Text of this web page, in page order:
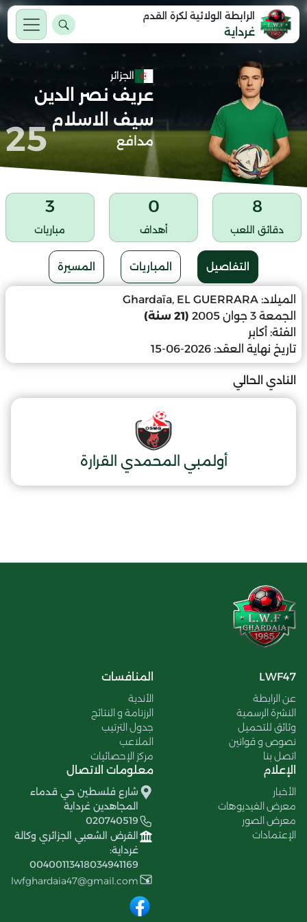
الرابطة الولائية لكرة القدم
غرداية
الجزائر
عريف نصر الدين
سيف الاسلام
مدافع 25
8
دقائق اللعب
0
أهداف
3
مباريات
التفاصيل المباريات المسيرة
الميلاد: Ghardaïa, EL GUERRARA
الجمعة 3 جوان 2005
(21 سنة)
الفئة: أكابر
تاريخ نهاية العقد: 2026-06-15
النادي الحالي
أولمبي المحمدي القرارة
LWF47
عن الرابطة
النشرة الرسمية
وثائق للتحميل
نصوص و قوانين
اتصل بنا
المنافسات
الأندية
الرزنامة و النتائج
جدول الترتيب
الملاعب
مركز الإحصائيات
الإعلام
الأخبار
معرض الفيديوهات
معرض الصور
الإعتمادات
معلومات الاتصال
شارع فلسطين حي قدماء
المجاهدين غرداية
020740519
القرض الشعبي الجزائري وكالة
غرداية:
00400113418034941169
lwfghardaia47@gmail.com